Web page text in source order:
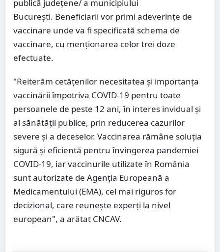
publică judeţene/ a municipiului
Bucureşti. Beneficiarii vor primi adeverinţe de
vaccinare unde va fi specificată schema de
vaccinare, cu menţionarea celor trei doze
efectuate.
"Reiterăm cetăţenilor necesitatea şi importanţa
vaccinării împotriva COVID-19 pentru toate
persoanele de peste 12 ani, în interes invidual şi
al sănătăţii publice, prin reducerea cazurilor
severe şi a deceselor. Vaccinarea rămâne soluţia
sigură şi eficientă pentru învingerea pandemiei
COVID-19, iar vaccinurile utilizate în România
sunt autorizate de Agenţia Europeană a
Medicamentului (EMA), cel mai riguros for
decizional, care reuneşte experţi la nivel
european", a arătat CNCAV.